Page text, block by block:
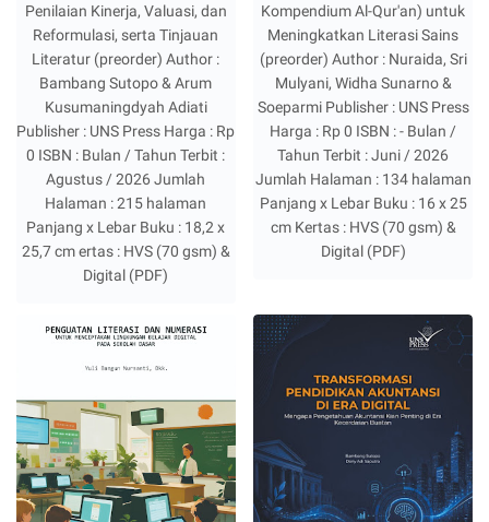
Penilaian Kinerja, Valuasi, dan
Reformulasi, serta Tinjauan
Literatur (preorder) Author :
Bambang Sutopo & Arum
Kusumaningdyah Adiati
Publisher : UNS Press Harga : Rp
0 ISBN : Bulan / Tahun Terbit :
Agustus / 2026 Jumlah
Halaman : 215 halaman
Panjang x Lebar Buku : 18,2 x
25,7 cm ertas : HVS (70 gsm) &
Digital (PDF)
Kompendium Al-Qur'an) untuk
Meningkatkan Literasi Sains
(preorder) Author : Nuraida, Sri
Mulyani, Widha Sunarno &
Soeparmi Publisher : UNS Press
Harga : Rp 0 ISBN : - Bulan /
Tahun Terbit : Juni / 2026
Jumlah Halaman : 134 halaman
Panjang x Lebar Buku : 16 x 25
cm Kertas : HVS (70 gsm) &
Digital (PDF)